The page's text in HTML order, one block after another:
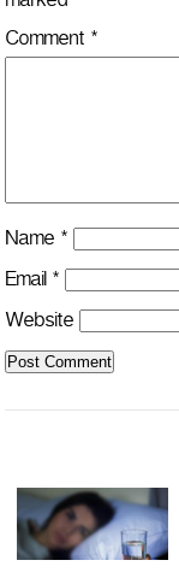
Comment *
Name *
Email *
Website